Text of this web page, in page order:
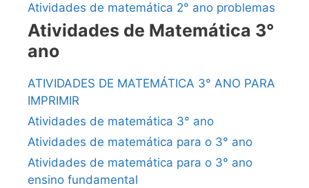
Atividades de matemática 2° ano problemas
Atividades de Matemática 3°
ano
ATIVIDADES DE MATEMÁTICA 3° ANO PARA
IMPRIMIR
Atividades de matemática 3° ano
Atividades de matemática para o 3° ano
Atividades de matemática para o 3° ano
ensino fundamental